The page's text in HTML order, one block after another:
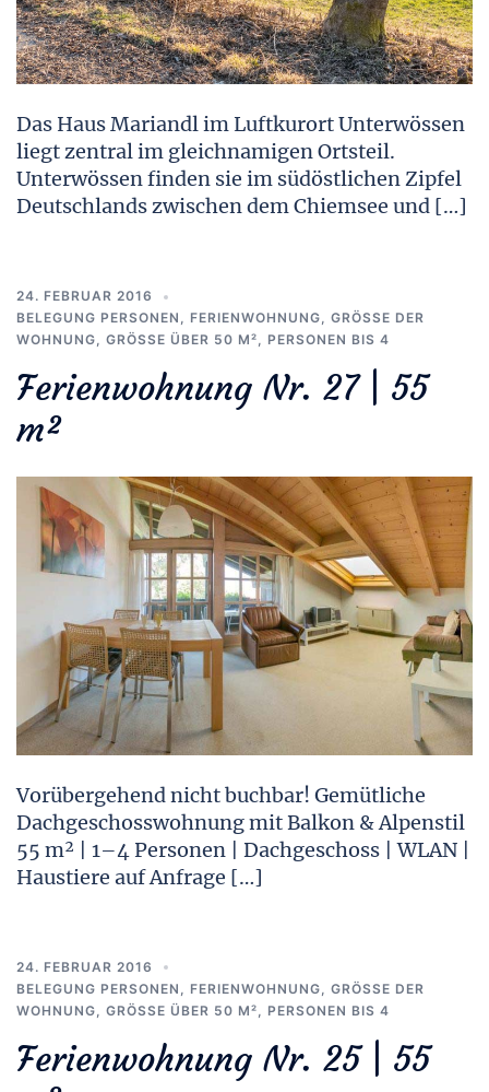
Das Haus Mariandl im Luftkurort Unterwössen
liegt zentral im gleichnamigen Ortsteil.
Unterwössen finden sie im südöstlichen Zipfel
Deutschlands zwischen dem Chiemsee und […]
24. FEBRUAR 2016
BELEGUNG PERSONEN
FERIENWOHNUNG
GRÖSSE DER W
OHNUNG
GRÖSSE ÜBER 50 M² PERSONEN BIS 4
Ferienwohnung Nr. 27 | 55
m²
Vorübergehend nicht buchbar! Gemütliche
Dachgeschosswohnung mit Balkon & Alpenstil
55 m² | 1–4 Personen | Dachgeschoss | WLAN |
Haustiere auf Anfrage […]
24. FEBRUAR 2016
BELEGUNG PERSONEN
FERIENWOHNUNG
GRÖSSE DER W
OHNUNG
GRÖSSE ÜBER 50 M² PERSONEN BIS 4
Ferienwohnung Nr. 25 | 55